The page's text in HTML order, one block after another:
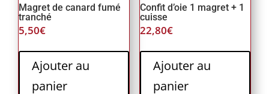
Magret de canard fumé
tranché
5,50€
Ajouter au
panier
Confit d’oie 1 magret + 1
cuisse
22,80€
Ajouter au
panier